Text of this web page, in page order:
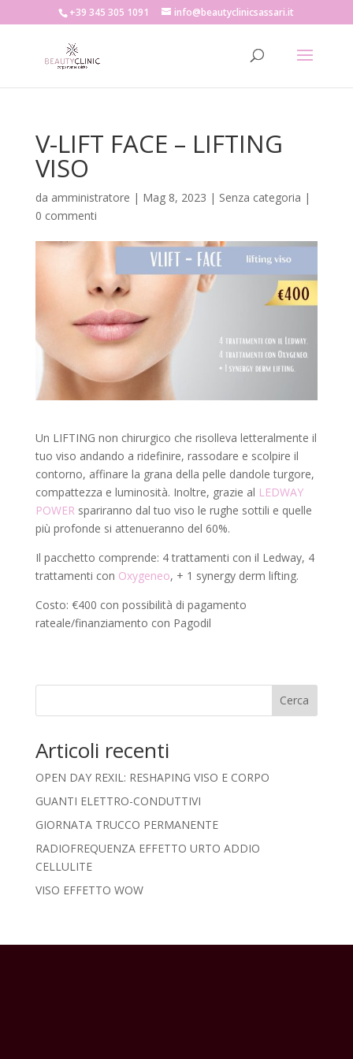
+39 345 305 1091 info@beautyclinicsassari.it
V-LIFT FACE – LIFTING
VISO
da amministratore | Mag 8, 2023 | Senza categoria |
0 commenti
Un LIFTING non chirurgico che risolleva letteralmente il
tuo viso andando a ridefinire, rassodare e scolpire il
contorno, affinare la grana della pelle dandole turgore,
compattezza e luminosità. Inoltre, grazie al LEDWAY
POWER spariranno dal tuo viso le rughe sottili e quelle
più profonde si attenueranno del 60%.
Il pacchetto comprende: 4 trattamenti con il Ledway, 4
trattamenti con Oxygeneo, + 1 synergy derm lifting.
Costo: €400 con possibilità di pagamento
rateale/finanziamento con Pagodil
Cerca
Articoli recenti
OPEN DAY REXIL: RESHAPING VISO E CORPO
GUANTI ELETTRO-CONDUTTIVI
GIORNATA TRUCCO PERMANENTE
RADIOFREQUENZA EFFETTO URTO ADDIO
CELLULITE
VISO EFFETTO WOW